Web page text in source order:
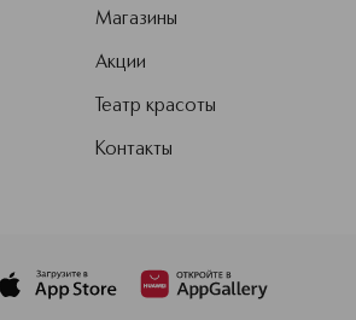
Магазины
Акции
Театр красоты
Контакты